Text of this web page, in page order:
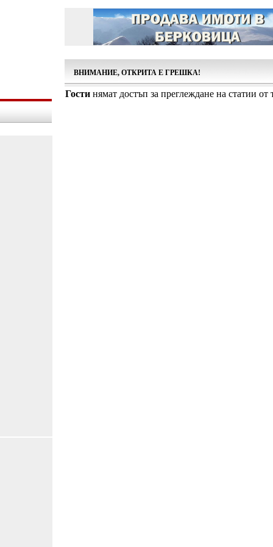
ВНИМАНИЕ, ОТКРИТА Е ГРЕШКА!
Гости нямат достъп за преглеждане на статии от